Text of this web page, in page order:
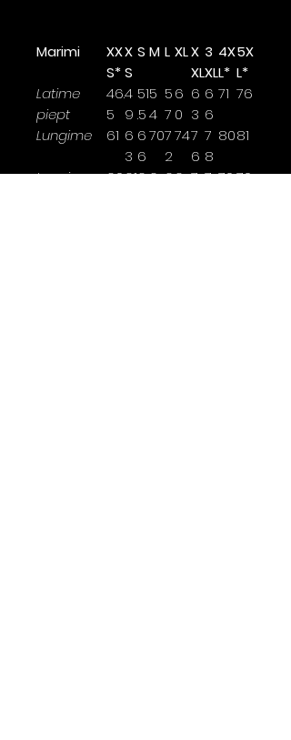
Marimi
XX
S*
X
S
S M L XLX
XL
3
XL
4X
L*
5X
L*
Latime
piept
46.
5
4
9
51
.5
5
4
5
7
6
0
6
3
6
6
71 76
Lungime 61 6
3
6
6
707
2
747
6
7
8
8081
Lungime
60.6166 66 7 7 7070